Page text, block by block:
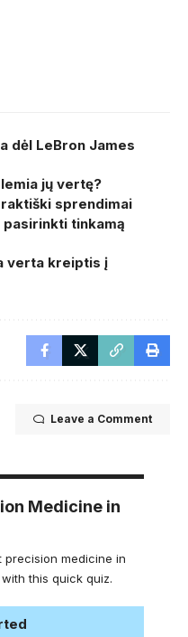
dėl LeBron James
jų vertę?
sprendimai
tinkamą
verta kreiptis į
Leave a Comment
Medicine in
medicine in
this quick quiz.